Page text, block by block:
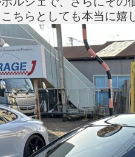
ちらとしても本当に嬉